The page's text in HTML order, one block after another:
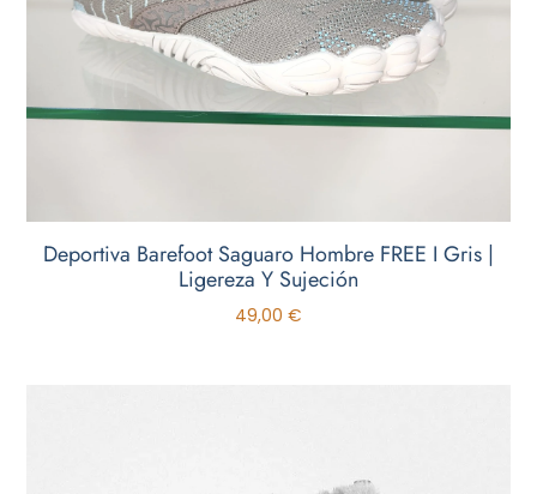
Deportiva Barefoot Saguaro Hombre FREE I Gris |
Ligereza Y Sujeción
49,00 €